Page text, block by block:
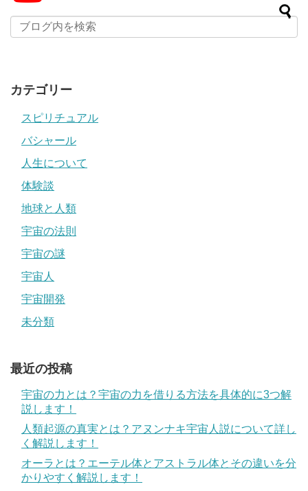
カテゴリー
スピリチュアル
バシャール
人生について
体験談
地球と人類
宇宙の法則
宇宙の謎
宇宙人
宇宙開発
未分類
最近の投稿
宇宙の力とは？宇宙の力を借りる方法を具体的に3つ解
説します！
人類起源の真実とは？アヌンナキ宇宙人説について詳し
く解説します！
オーラとは？エーテル体とアストラル体とその違いを分
かりやすく解説します！